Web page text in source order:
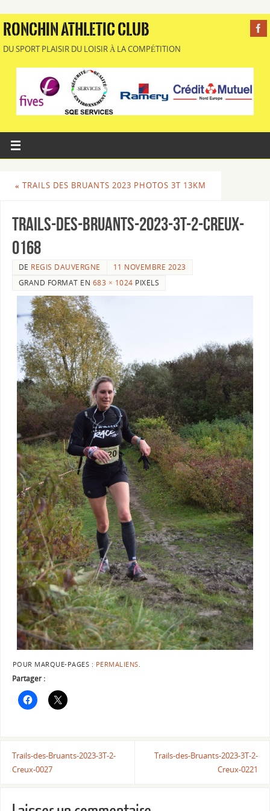
RONCHIN ATHLETIC CLUB
DU SPORT PLAISIR DU LOISIR À LA COMPÉTITION
« TRAILS DES BRUANTS 2023 PHOTOS 3T 13KM
Trails-des-Bruants-2023-3T-2-Creux-
0168
DE REGIS DAUVERGNE
11 NOVEMBRE 2023
GRAND FORMAT EN 683 × 1024 PIXELS
POUR MARQUE-PAGES : PERMALIENS
Partager :
Trails-des-Bruants-2023-3T-2-
Creux-0027
Trails-des-Bruants-2023-3T-2-
Creux-0221